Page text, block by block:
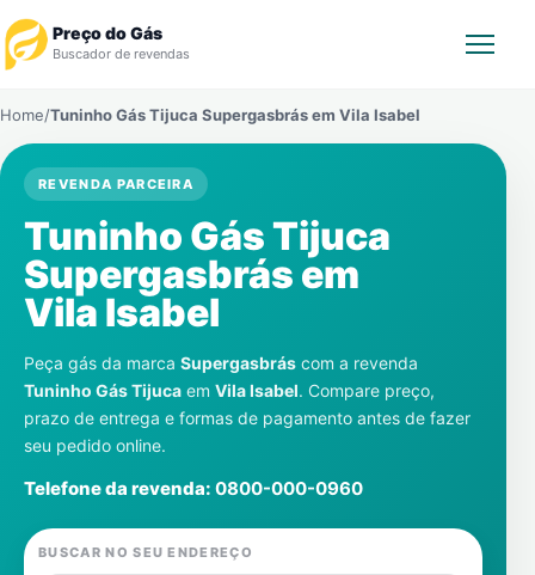
Preço do Gás
Buscador de revendas
Revendedor
Notícias
Cadastre-se
Gás
Contatos
Home/Tuninho Gás Tijuca Supergasbrás em Vila Isabel
REVENDA PARCEIRA
Tuninho Gás Tijuca
Supergasbrás em
Vila Isabel
Peça gás da marca Supergasbrás com a revenda
Tuninho Gás Tijuca em Vila Isabel. Compare preço,
prazo de entrega e formas de pagamento antes de fazer
seu pedido online.
Telefone da revenda: 0800-000-0960
BUSCAR NO SEU ENDEREÇO